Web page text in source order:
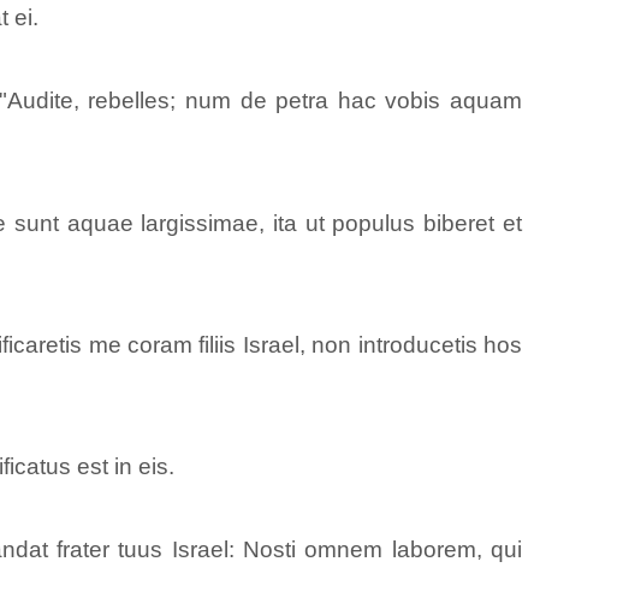
ei.
rebelles; num de petra hac vobis aquam
aquae largissimae, ita ut populus biberet et
me coram filiis Israel, non introducetis hos
est in eis.
frater tuus Israel: Nosti omnem laborem, qui